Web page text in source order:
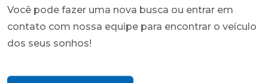
Você pode fazer uma nova busca ou entrar em
contato com nossa equipe para encontrar o veículo
dos seus sonhos!